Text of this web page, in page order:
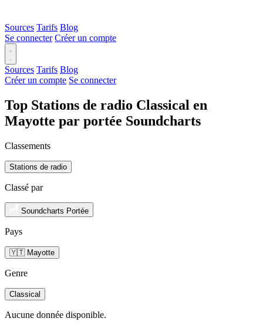
Sources Tarifs Blog
Se connecter Créer un compte
Sources Tarifs Blog
Créer un compte Se connecter
Top Stations de radio Classical en
Mayotte par portée Soundcharts
Classements
Stations de radio
Classé par
Soundcharts Portée
Pays
🇾🇹 Mayotte
Genre
Classical
Aucune donnée disponible.